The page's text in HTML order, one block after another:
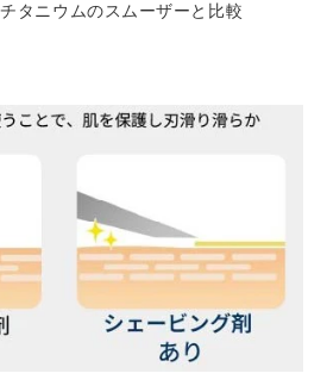
タニウムのスムーザーと比較